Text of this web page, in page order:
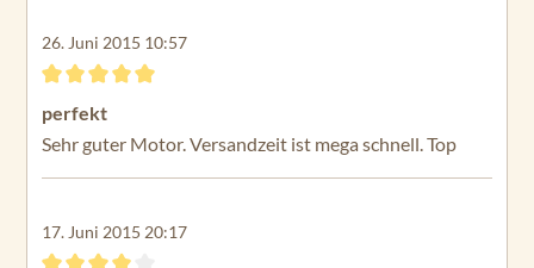
26. Juni 2015 10:57
Bewertung mit 5 von 5 Sternen
perfekt
Sehr guter Motor. Versandzeit ist mega schnell. Top
17. Juni 2015 20:17